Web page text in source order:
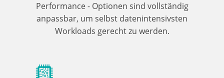
Performance - Optionen sind vollständig
anpassbar, um selbst datenintensivsten
Workloads gerecht zu werden.